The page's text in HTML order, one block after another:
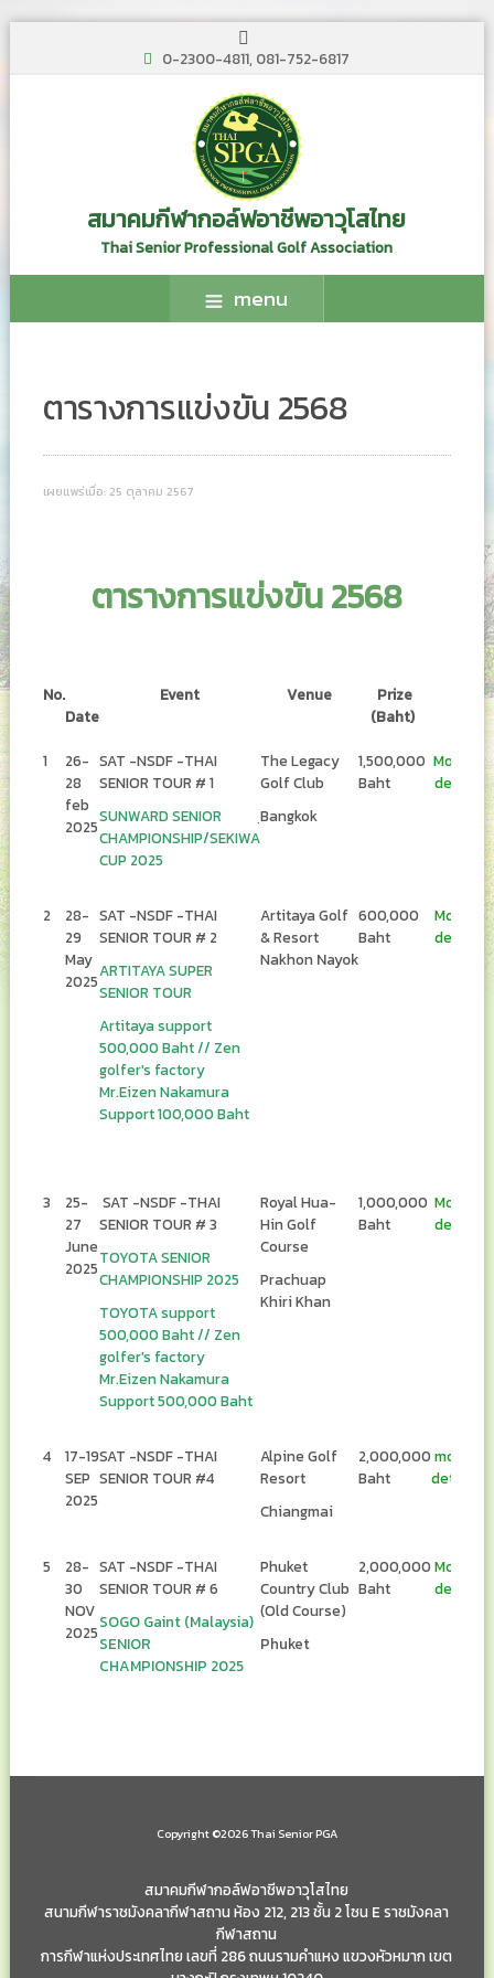
0-2300-4811, 081-752-6817
สมาคมกีฬากอล์ฟอาชีพอาวุโสไทย
Thai Senior Professional Golf Association
menu
ตารางการแข่งขัน 2568
เผยแพร่เมื่อ: 25 ตุลาคม 2567
ตารางการแข่งขัน 2568
No.
Date
Event Venue
Prize
(Baht)
1
26-
28
feb
2025
SAT -NSDF -THAI
SENIOR TOUR # 1
SUNWARD SENIOR
CHAMPIONSHIP/SEKIWA
CUP 2025
The Legacy
Golf Club
ฺBangkok
1,500,000
Baht
More
details
2
28-
29
May
2025
SAT -NSDF -THAI
SENIOR TOUR # 2
ARTITAYA SUPER
SENIOR TOUR
Artitaya support
500,000 Baht // Zen
golfer's factory
Mr.Eizen Nakamura
Support 100,000 Baht
Artitaya Golf
& Resort
Nakhon Nayok
600,000
Baht
More
details
3
25-
27
June
2025
SAT -NSDF -THAI
SENIOR TOUR # 3
TOYOTA SENIOR
CHAMPIONSHIP 2025
TOYOTA support
500,000 Baht // Zen
golfer's factory
Mr.Eizen Nakamura
Support 500,000 Baht
Royal Hua-
Hin Golf
Course
Prachuap
Khiri Khan
1,000,000
Baht
More
details
4
17-19
SEP
2025
SAT -NSDF -THAI
SENIOR TOUR #4
Alpine Golf
Resort
Chiangmai
2,000,000
Baht
more
details
5
28-
30
NOV
2025
SAT -NSDF -THAI
SENIOR TOUR # 6
SOGO Gaint (Malaysia)
SENIOR
CHAMPIONSHIP 2025
Phuket
Country Club
(Old Course)
Phuket
2,000,000
Baht
More
details
Copyright ©2026 Thai Senior PGA
สมาคมกีฬากอล์ฟอาชีพอาวุโสไทย
สนามกีฬาราชมังคลากีฬาสถาน ห้อง 212, 213 ชั้น 2 โซน E ราชมังคลา
กีฬาสถาน
การกีฬาแห่งประเทศไทย เลขที่ 286 ถนนรามคำแหง แขวงหัวหมาก เขต